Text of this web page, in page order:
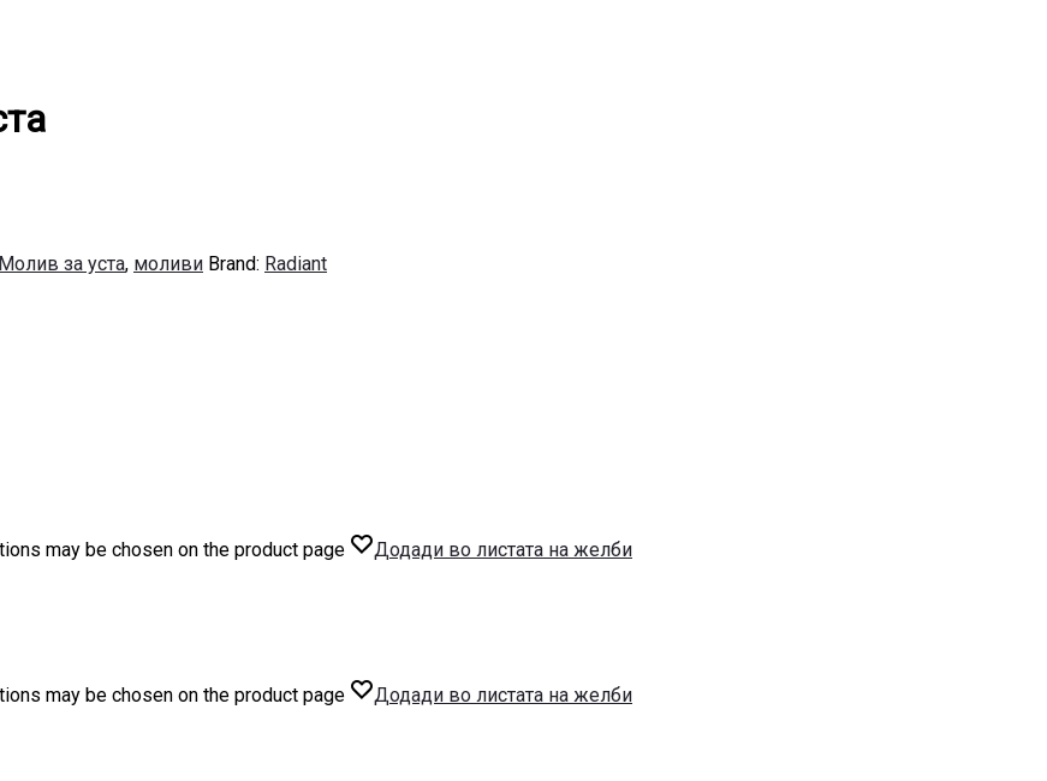
Молив за уста, моливи Brand: Radiant
may be chosen on the product page Додади во листата на желби
may be chosen on the product page Додади во листата на желби